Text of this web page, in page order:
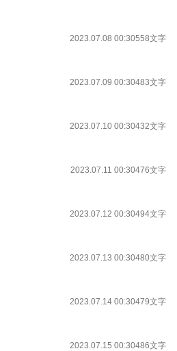
2023.07.08 00:30558文字
2023.07.09 00:30483文字
2023.07.10 00:30432文字
2023.07.11 00:30476文字
2023.07.12 00:30494文字
2023.07.13 00:30480文字
2023.07.14 00:30479文字
2023.07.15 00:30486文字